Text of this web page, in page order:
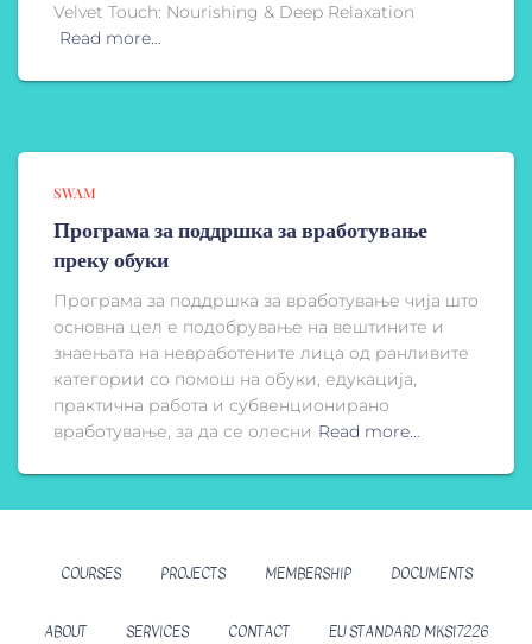
Velvet Touch: Nourishing & Deep Relaxation
Read more…
SWAM
Програма за поддршка за вработување
преку обуки
Програма за поддршка за вработување чија што
основна цел е подобрување на вештините и
знаењата на невработените лица од ранливите
категории со помош на обуки, едукација,
практична работа и субвенционирано
вработување, за да се олесни Read more…
COURSES PROJECTS MEMBERSHIP DOCUMENTS
ABOUT SERVICES CONTACT EU STANDARD MKS17226